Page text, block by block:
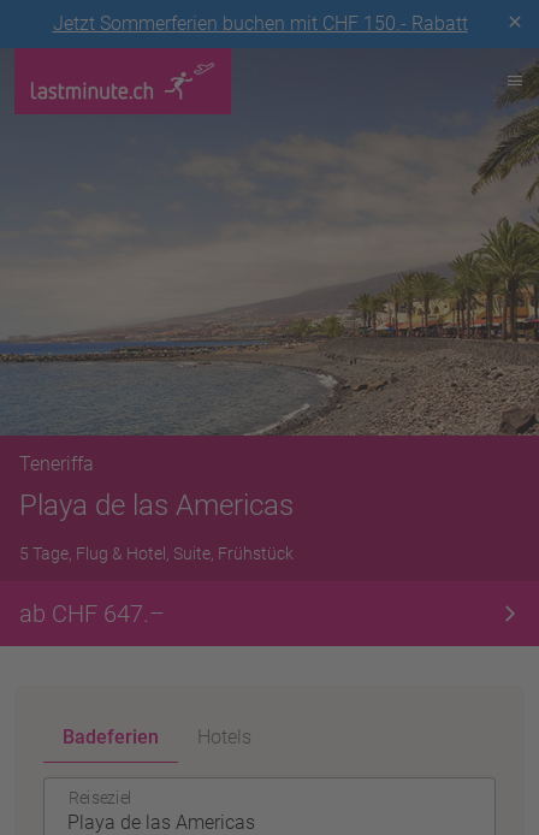
Teneriffa
Playa de las Americas
5 Tage, Flug & Hotel, Suite, Frühstück
ab CHF 647.–
Jetzt Sommerferien buchen mit CHF 150.- Rabatt
Badeferien Hotels
Reiseziel